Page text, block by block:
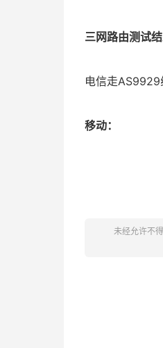
三网路由测试结
电信走
移动：
未经允许不得